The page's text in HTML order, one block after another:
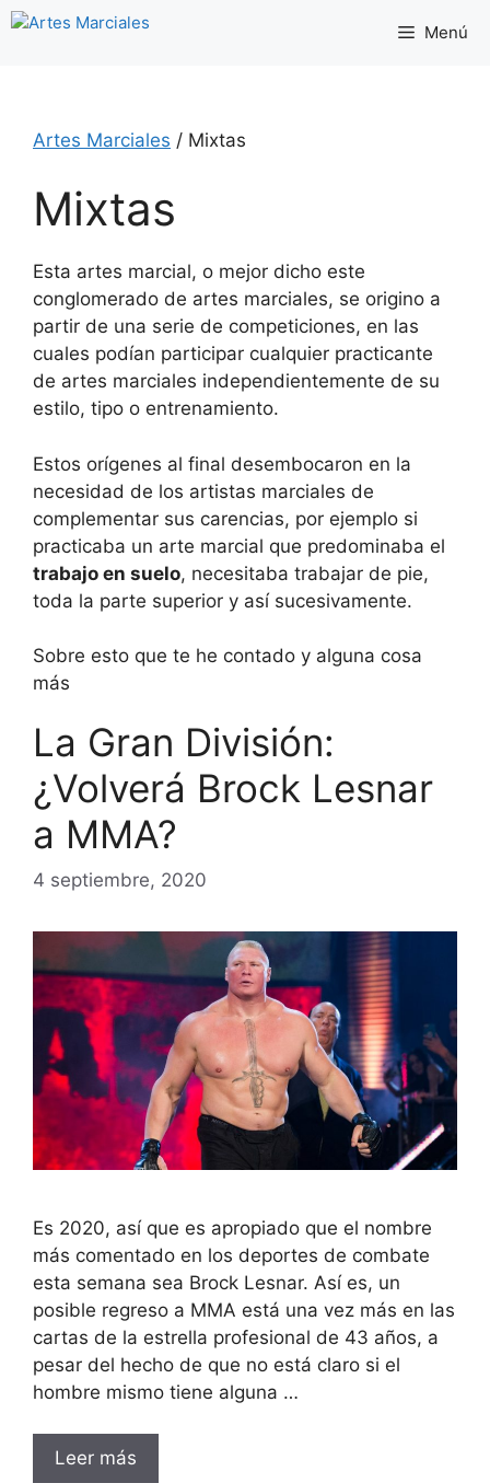
Saltar
Menú
Artes Marciales / Mixtas
Mixtas
Esta artes marcial, o mejor dicho este
conglomerado de artes marciales, se origino a
partir de una serie de competiciones, en las
cuales podían participar cualquier practicante
de artes marciales independientemente de su
estilo, tipo o entrenamiento.
Estos orígenes al final desembocaron en la
necesidad de los artistas marciales de
complementar sus carencias, por ejemplo si
practicaba un arte marcial que predominaba el
trabajo en suelo, necesitaba trabajar de pie,
toda la parte superior y así sucesivamente.
Sobre esto que te he contado y alguna cosa
más
La Gran División:
¿Volverá Brock Lesnar
a MMA?
4 septiembre, 2020
Es 2020, así que es apropiado que el nombre
más comentado en los deportes de combate
esta semana sea Brock Lesnar. Así es, un
posible regreso a MMA está una vez más en las
cartas de la estrella profesional de 43 años, a
pesar del hecho de que no está claro si el
hombre mismo tiene alguna …
Leer más